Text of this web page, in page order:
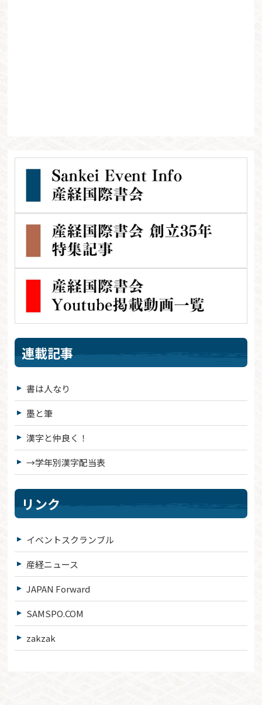
連載記事
書は人なり
墨と筆
漢字と仲良く！
→学年別漢字配当表
リンク
イベントスクランブル
産経ニュース
JAPAN Forward
SAMSPO.COM
zakzak